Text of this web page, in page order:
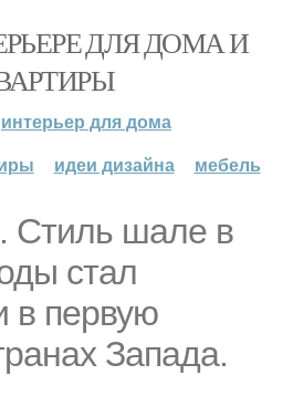
ДЛЯ ДОМА И
интерьер для дома
идеи дизайна мебель
Стиль шале в
стал
в первую
Запада.